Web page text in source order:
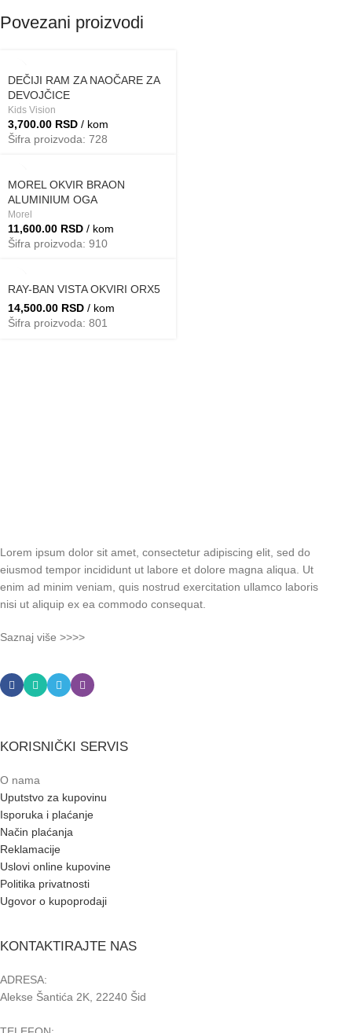
Povezani proizvodi
DEČIJI RAM ZA NAOČARE ZA
DEVOJČICE
Kids Vision
3,700.00 RSD / kom
Šifra proizvoda: 728
MOREL OKVIR BRAON
ALUMINIUM OGA
Morel
11,600.00 RSD / kom
Šifra proizvoda: 910
RAY-BAN VISTA OKVIRI ORX5
14,500.00 RSD / kom
Šifra proizvoda: 801
Lorem ipsum dolor sit amet, consectetur adipiscing elit, sed do
eiusmod tempor incididunt ut labore et dolore magna aliqua. Ut
enim ad minim veniam, quis nostrud exercitation ullamco laboris
nisi ut aliquip ex ea commodo consequat.
Saznaj više >>>>
KORISNIČKI SERVIS
O nama
Uputstvo za kupovinu
Isporuka i plaćanje
Način plaćanja
Reklamacije
Uslovi online kupovine
Politika privatnosti
Ugovor o kupoprodaji
KONTAKTIRAJTE NAS
ADRESA:
Alekse Šantića 2K, 22240 Šid